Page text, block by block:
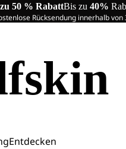
50 % RabattBis zu 40%
Rücksendung innerhalb von
Entdecken